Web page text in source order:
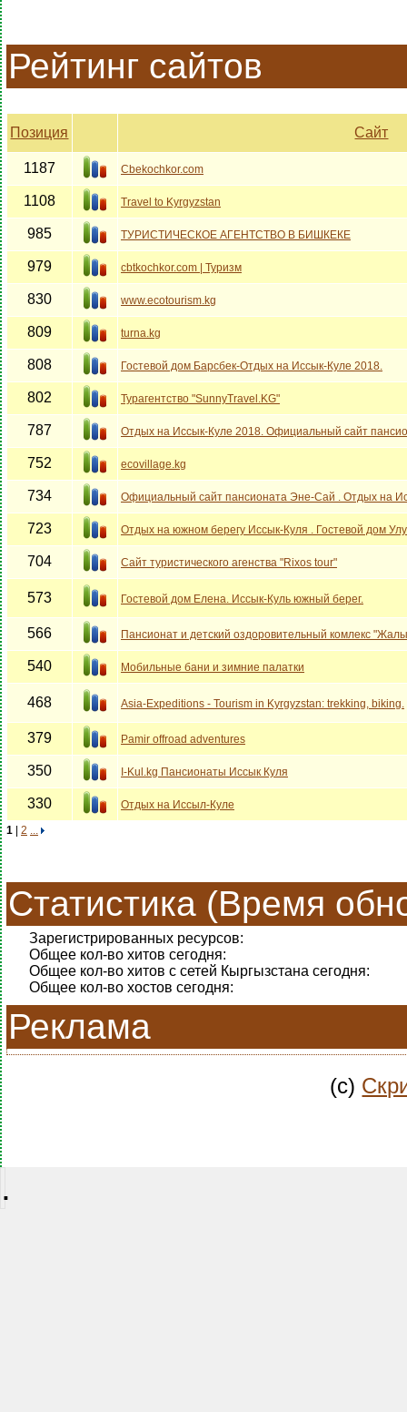
Рейтинг сайтов
Позиция Сайт
1187 Cbekochkor.com
1108 Travel to Kyrgyzstan
985 ТУРИСТИЧЕСКОЕ АГЕНТСТВО В БИШКЕКЕ
979 cbtkochkor.com | Туризм
830 www.ecotourism.kg
809 turna.kg
808 Гостевой дом Барсбек-Отдых на Иссык-Куле 2018.
802 Турагентство "SunnyTravel.KG"
787 Отдых на Иссык-Куле 2018. Официальный сайт
752 ecovillage.kg
734 Официальный сайт пансионата Эне-Сай . Отдых на
723 Отдых на южном берегу Иссык-Куля . Гостевой дом
704 Cайт туристического агенства "Rixos tour"
573 Гостевой дом Елена. Иссык-Куль южный берег.
566 Пансионат и детский оздоровительный комлекс
540 Мобильные бани и зимние палатки
468 Asia-Expeditions - Tourism in Kyrgyzstan: trekking, biking.
379 Pamir offroad adventures
350 I-Kul.kg Пансионаты Иссык Куля
330
Отдых на Иссыл-Куле
1
2 ...
Статистика (Время
Зарегистрированных ресурсов:
Общее кол-во хитов сегодня:
Общее кол-во хитов с сетей Кыргызстана сегодня:
Общее кол-во хостов сегодня:
Реклама
(c)
.